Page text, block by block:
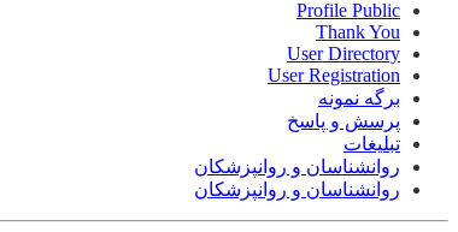
Profile Public
Thank You
User Directory
User Registration
برگه نمونه
پرسش و پاسخ
تبلیغات
روانشناسان و روانپزشکان
روانشناسان و روانپزشکان